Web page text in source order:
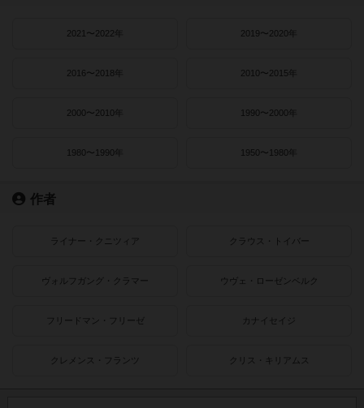
2021〜2022年 2019〜2020年
2016〜2018年 2010〜2015年
2000〜2010年 1990〜2000年
1980〜1990年 1950〜1980年
作者
ライナー・クニツィア クラウス・トイバー
ヴォルフガング・クラマー ウヴェ・ローゼンベルク
フリードマン・フリーゼ カナイセイジ
クレメンス・フランツ クリス・キリアムス